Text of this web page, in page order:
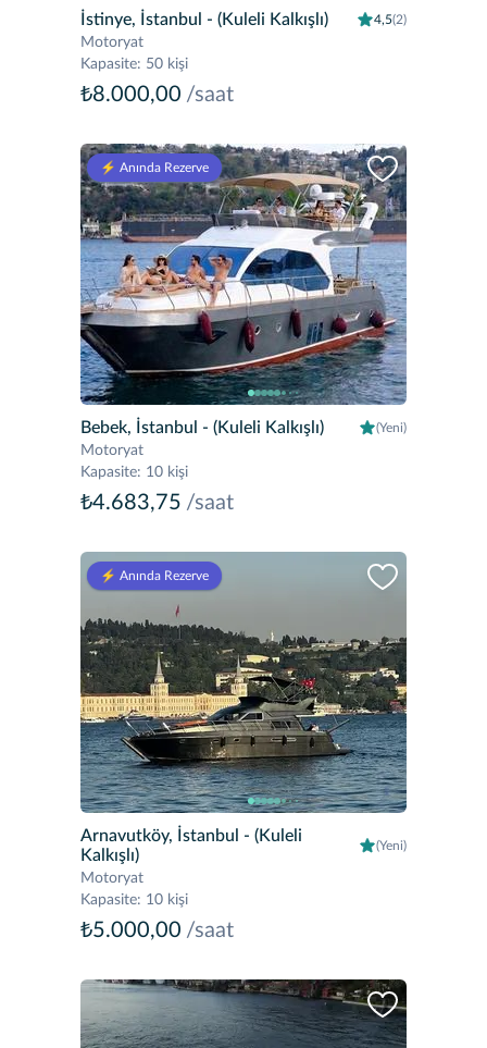
İstinye, İstanbul - (Kuleli Kalkışlı) 4,5(2)
Motoryat
Kapasite: 50 kişi
₺8.000,00 /saat
⚡️ Anında Rezerve
Bebek, İstanbul - (Kuleli Kalkışlı) (Yeni)
Motoryat
Kapasite: 10 kişi
₺4.683,75 /saat
⚡️ Anında Rezerve
Arnavutköy, İstanbul
- (Kuleli
Kalkışlı)
(Yeni)
Motoryat
Kapasite: 10 kişi
₺5.000,00 /saat